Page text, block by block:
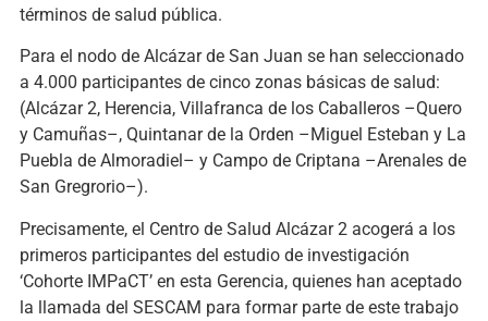
términos de salud pública.
Para el nodo de Alcázar de San Juan se han seleccionado
a 4.000 participantes de cinco zonas básicas de salud:
(Alcázar 2, Herencia, Villafranca de los Caballeros –Quero
y Camuñas–, Quintanar de la Orden –Miguel Esteban y La
Puebla de Almoradiel– y Campo de Criptana –Arenales de
San Gregrorio–).
Precisamente, el Centro de Salud Alcázar 2 acogerá a los
primeros participantes del estudio de investigación
‘Cohorte IMPaCT’ en esta Gerencia, quienes han aceptado
la llamada del SESCAM para formar parte de este trabajo